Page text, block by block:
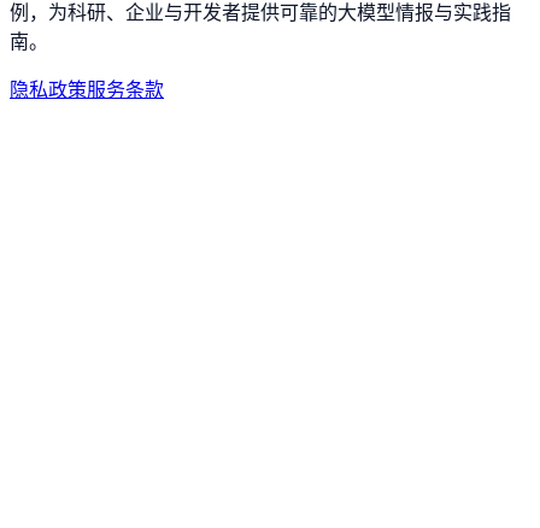
例，为科研、企业与开发者提供可靠的大模型情报与实践指
南。
隐私政策服务条款